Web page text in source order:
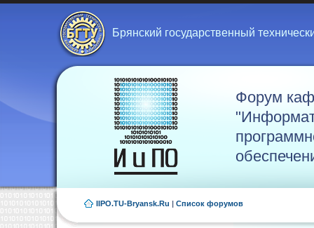
Брянский государственный
Форум
IIPO.TU-Bryansk.Ru | Список форумов